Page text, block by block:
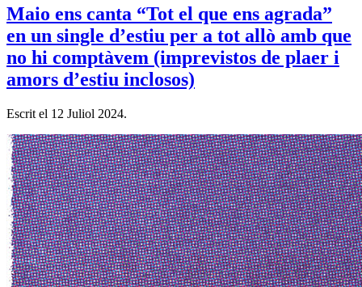
Maio ens canta “Tot el que ens agrada”
en un single d’estiu per a tot allò amb que
no hi comptàvem (imprevistos de plaer i
amors d’estiu inclosos)
Escrit el 12 Juliol 2024.